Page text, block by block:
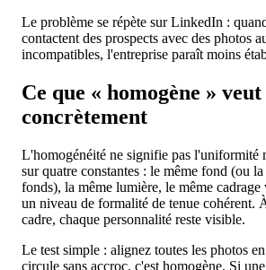
Le problème se répète sur LinkedIn :
contactent des prospects avec des photos
incompatibles, l'entreprise paraît moins
Ce que « homogène »
concrètement
L'homogénéité ne signifie pas l'uniformité
sur quatre constantes : le même fond (ou
fonds), la même lumière, le même cadrage
un niveau de formalité de tenue cohérent.
cadre, chaque personnalité reste visible.
Le test simple : alignez toutes les photos
circule sans accroc, c'est homogène. Si